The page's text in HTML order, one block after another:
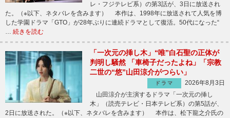
レ・フジテレビ系）の第3話が、3日に放送され
た。（※以下、ネタバレを含みます） 本作は、1998年に放送されて人気を博
した学園ドラマ「GTO」が28年ぶりに連続ドラマとして復活。50代になった“
… 続きを読む
「一次元の挿し木」“唯”白石聖の正体が
判明し騒然 「車椅子だったよね」「宗教
二世の“悠”山田涼介がつらい」
ドラマ
2026年8月3日
山田涼介が主演するドラマ「一次元の挿し
木」（読売テレビ・日本テレビ系）の第5話が、
2日に放送された。（※以下、ネタバレを含みます） 本作は、松下龍之介氏の